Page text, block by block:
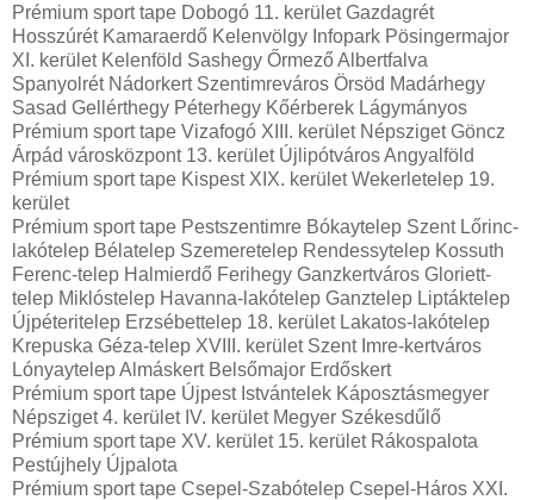
Prémium sport tape Dobogó 11. kerület Gazdagrét
Hosszúrét Kamaraerdő Kelenvölgy Infopark Pösingermajor
XI. kerület Kelenföld Sashegy Őrmező Albertfalva
Spanyolrét Nádorkert Szentimreváros Örsöd Madárhegy
Sasad Gellérthegy Péterhegy Kőérberek Lágymányos
Prémium sport tape Vizafogó XIII. kerület Népsziget Göncz
Árpád városközpont 13. kerület Újlipótváros Angyalföld
Prémium sport tape Kispest XIX. kerület Wekerletelep 19.
kerület
Prémium sport tape Pestszentimre Bókaytelep Szent Lőrinc-
lakótelep Bélatelep Szemeretelep Rendessytelep Kossuth
Ferenc-telep Halmierdő Ferihegy Ganzkertváros Gloriett-
telep Miklóstelep Havanna-lakótelep Ganztelep Liptáktelep
Újpéteritelep Erzsébettelep 18. kerület Lakatos-lakótelep
Krepuska Géza-telep XVIII. kerület Szent Imre-kertváros
Lónyaytelep Almáskert Belsőmajor Erdőskert
Prémium sport tape Újpest Istvántelek Káposztásmegyer
Népsziget 4. kerület IV. kerület Megyer Székesdűlő
Prémium sport tape XV. kerület 15. kerület Rákospalota
Pestújhely Újpalota
Prémium sport tape Csepel-Szabótelep Csepel-Háros XXI.